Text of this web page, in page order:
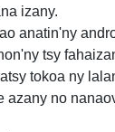
izany.
anatin'ny
tsy
tokoa ny
azany no